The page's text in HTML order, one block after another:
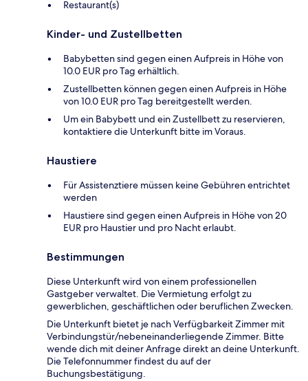
Restaurant(s)
Kinder- und Zustellbetten
Babybetten sind gegen einen Aufpreis in Höhe von
10.0 EUR pro Tag erhältlich.
Zustellbetten können gegen einen Aufpreis in Höhe
von 10.0 EUR pro Tag bereitgestellt werden.
Um ein Babybett und ein Zustellbett zu reservieren,
kontaktiere die Unterkunft bitte im Voraus.
Haustiere
Für Assistenztiere müssen keine Gebühren entrichtet
werden
Haustiere sind gegen einen Aufpreis in Höhe von 20
EUR pro Haustier und pro Nacht erlaubt.
Bestimmungen
Diese Unterkunft wird von einem professionellen
Gastgeber verwaltet. Die Vermietung erfolgt zu
gewerblichen, geschäftlichen oder beruflichen Zwecken.
Die Unterkunft bietet je nach Verfügbarkeit Zimmer mit
Verbindungstür/nebeneinanderliegende Zimmer. Bitte
wende dich mit deiner Anfrage direkt an deine Unterkunft.
Die Telefonnummer findest du auf der
Buchungsbestätigung.